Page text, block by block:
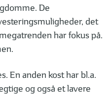
De
det
har fokus på.
En anden kost har bl.a.
og også et lavere